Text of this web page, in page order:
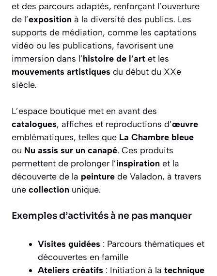
et des parcours adaptés, renforçant l’ouverture
de l’exposition à la diversité des publics. Les
supports de médiation, comme les captations
vidéo ou les publications, favorisent une
immersion dans l’histoire de l’art et les
mouvements artistiques du début du XXe
siècle.
L’espace boutique met en avant des
catalogues, affiches et reproductions d’œuvre
emblématiques, telles que La Chambre bleue
ou Nu assis sur un canapé. Ces produits
permettent de prolonger l’inspiration et la
découverte de la peinture de Valadon, à travers
une collection unique.
Exemples d’activités à ne pas manquer
Visites guidées : Parcours thématiques et
découvertes en famille
Ateliers créatifs : Initiation à la technique